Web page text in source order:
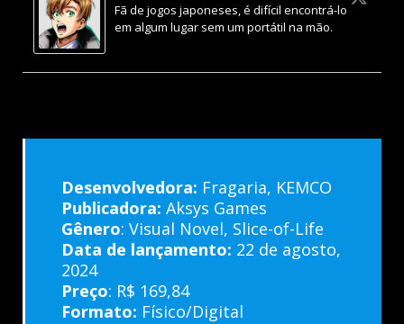
Fã de jogos japoneses, é difícil encontrá-lo
em algum lugar sem um portátil na mão.
Desenvolvedora: Fragaria, KEMCO
Publicadora: Aksys Games
Gênero: Visual Novel, Slice-of-Life
Data de lançamento: 22 de agosto,
2024
Preço: R$ 169,84
Formato: Físico/Digital